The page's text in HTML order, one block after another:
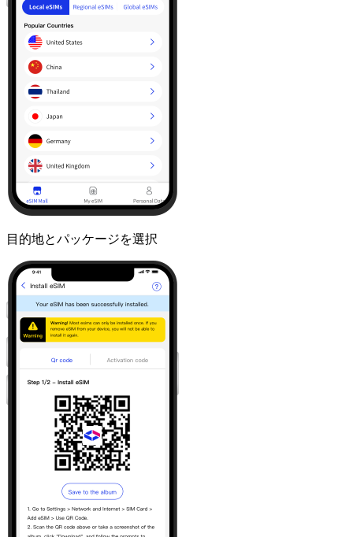
目的地とパッケージを選択